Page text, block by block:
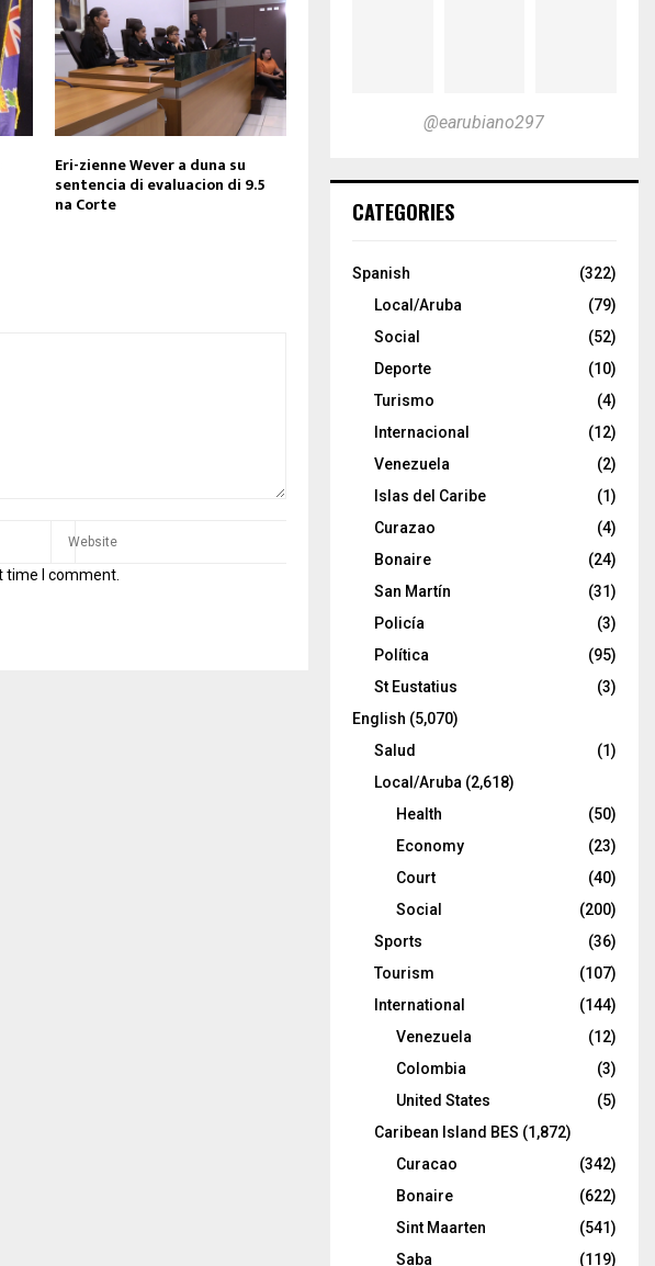
Eri-zienne Wever a duna su
sentencia di evaluacion di 9.5
na Corte
time I comment.
@earubiano297
CATEGORIES
Spanish
(322)
Local/Aruba
(79)
Social
(52)
Deporte
(10)
Turismo
(4)
Internacional
(12)
Venezuela
(2)
Islas del Caribe
(1)
Curazao
(4)
Bonaire
(24)
San Martín
(31)
Policía
(3)
Política
(95)
St Eustatius
(3)
English (5,070)
Salud
(1)
Local/Aruba (2,618)
Health
(50)
Economy
(23)
Court
(40)
Social
(200)
Sports
(36)
Tourism
(107)
International
(144)
Venezuela
(12)
Colombia
(3)
United States
(5)
Caribean Island BES (1,872)
Curacao
(342)
Bonaire
(622)
Sint Maarten
(541)
Saba
(119)